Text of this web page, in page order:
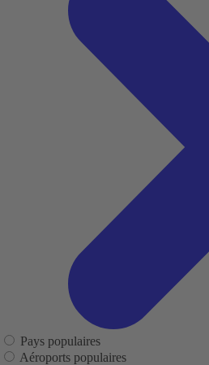
Pays populaires
Aéroports populaires